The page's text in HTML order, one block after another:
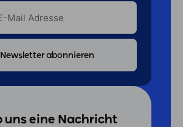
uns eine Nachricht